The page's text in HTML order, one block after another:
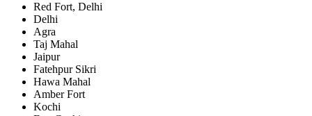
Red Fort, Delhi
Delhi
Agra
Taj Mahal
Jaipur
Fatehpur Sikri
Hawa Mahal
Amber Fort
Kochi